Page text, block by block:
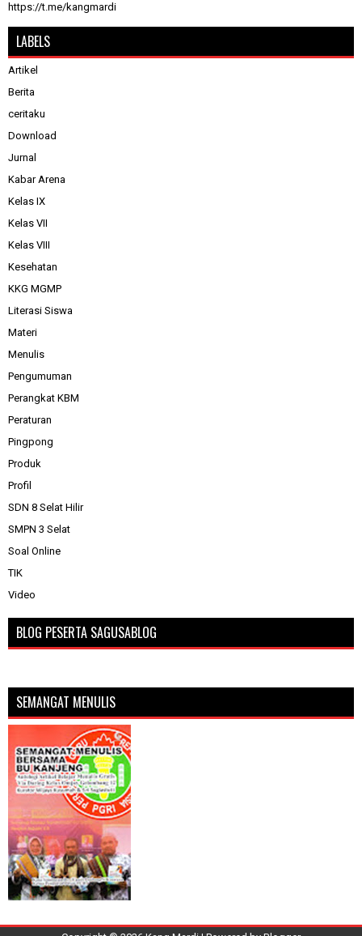
https://t.me/kangmardi
LABELS
Artikel
Berita
ceritaku
Download
Jurnal
Kabar Arena
Kelas IX
Kelas VII
Kelas VIII
Kesehatan
KKG MGMP
Literasi Siswa
Materi
Menulis
Pengumuman
Perangkat KBM
Peraturan
Pingpong
Produk
Profil
SDN 8 Selat Hilir
SMPN 3 Selat
Soal Online
TIK
Video
BLOG PESERTA SAGUSABLOG
SEMANGAT MENULIS